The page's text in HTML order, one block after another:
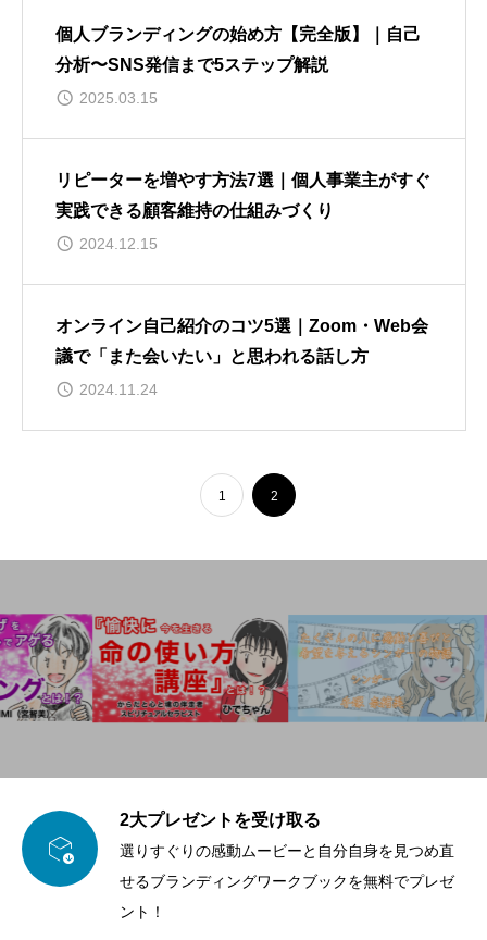
個人ブランディングの始め方【完全版】｜自己
分析〜SNS発信まで5ステップ解説
2025.03.15
リピーターを増やす方法7選｜個人事業主がすぐ
実践できる顧客維持の仕組みづくり
2024.12.15
オンライン自己紹介のコツ5選｜Zoom・Web会
議で「また会いたい」と思われる話し方
2024.11.24
1 2

2大プレゼントを受け取る
選りすぐりの感動ムービーと自分自身を見つめ直
せるブランディングワークブックを無料でプレゼ
ント！